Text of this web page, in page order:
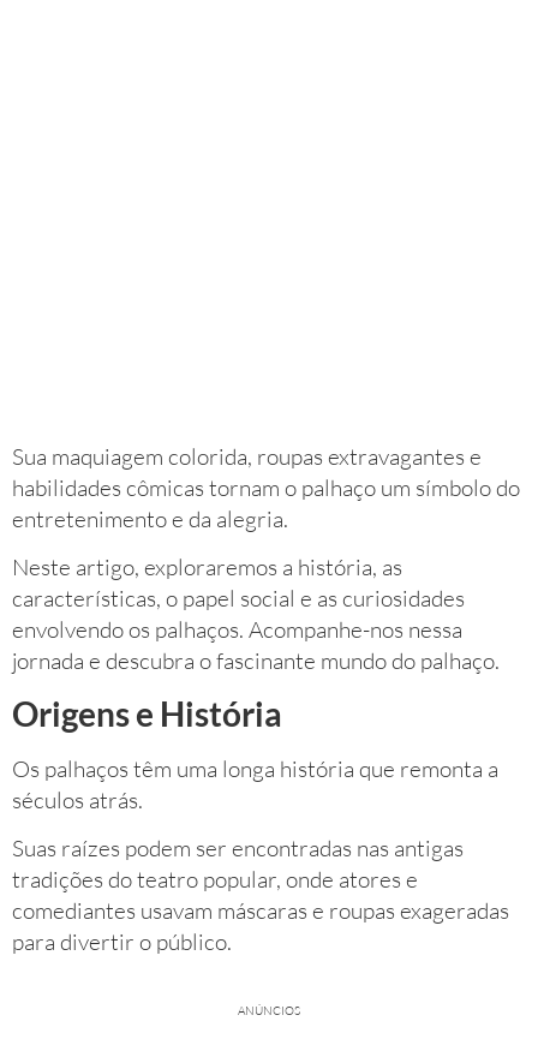
Sua maquiagem colorida, roupas extravagantes e
habilidades cômicas tornam o palhaço um símbolo do
entretenimento e da alegria.
Neste artigo, exploraremos a história, as
características, o papel social e as curiosidades
envolvendo os palhaços. Acompanhe-nos nessa
jornada e descubra o fascinante mundo do palhaço.
Origens e História
Os palhaços têm uma longa história que remonta a
séculos atrás.
Suas raízes podem ser encontradas nas antigas
tradições do teatro popular, onde atores e
comediantes usavam máscaras e roupas exageradas
para divertir o público.
ANÚNCIOS